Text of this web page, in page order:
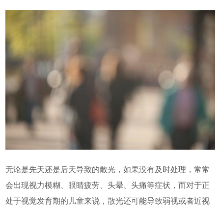
无论是先天还是后天导致的散光，如果没有及时处理，常常
会出现视力模糊、眼睛疲劳、头晕、头痛等症状，而对于正
处于视觉发育期的儿童来说，散光还可能导致弱视或者近视